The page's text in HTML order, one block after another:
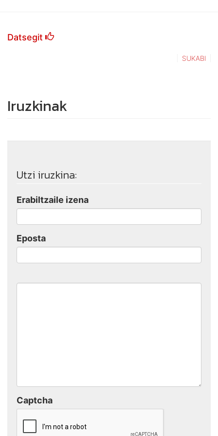
Datsegit
SUKABI
Iruzkinak
Utzi iruzkina:
Erabiltzaile izena
Eposta
Captcha